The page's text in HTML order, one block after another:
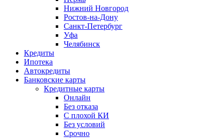
Нижний Новгород
Ростов-на-Дону
Санкт-Петербург
Уфа
Челябинск
Кредиты
Ипотека
Автокредиты
Банковские карты
Кредитные карты
Онлайн
Без отказа
С плохой КИ
Без условий
Срочно